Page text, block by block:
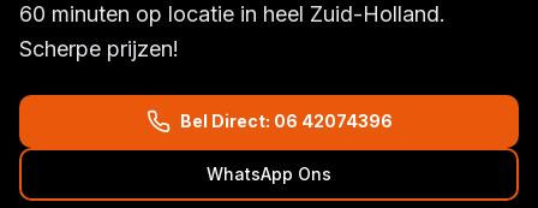
60 minuten op locatie in heel Zuid-Holland.
Scherpe prijzen!
Bel Direct: 06 42074396
WhatsApp Ons